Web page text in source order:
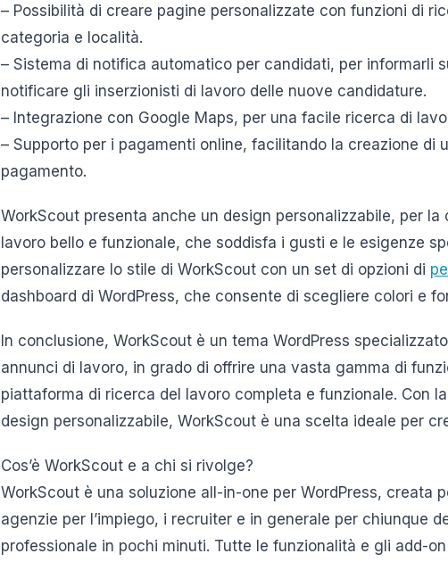
– Possibilità di creare pagine personalizzate con funzioni di
categoria e località.
– Sistema di notifica automatico per candidati, per informarli
notificare gli inserzionisti di lavoro delle nuove candidature.
– Integrazione con Google Maps, per una facile ricerca di
– Supporto per i pagamenti online, facilitando la creazione di
pagamento.
WorkScout presenta anche un design personalizzabile, per
lavoro bello e funzionale, che soddisfa i gusti e le esigenze
personalizzare lo stile di WorkScout con un set di opzioni di
dashboard di WordPress, che consente di scegliere colori e
In conclusione, WorkScout è un tema WordPress
annunci di lavoro, in grado di offrire una vasta gamma di
piattaforma di ricerca del lavoro completa e funzionale. Con
design personalizzabile, WorkScout è una scelta ideale per
Cos’è WorkScout e a chi si rivolge?
WorkScout è una soluzione all-in-one per WordPress, creata
agenzie per l’impiego, i recruiter e in generale per chiunque
professionale in pochi minuti. Tutte le funzionalità e gli add-